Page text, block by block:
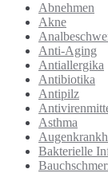
Abnehmen
Akne
Anti-Aging
Antiallergika
Antibiotika
Antipilz
Asthma
Bakterielle